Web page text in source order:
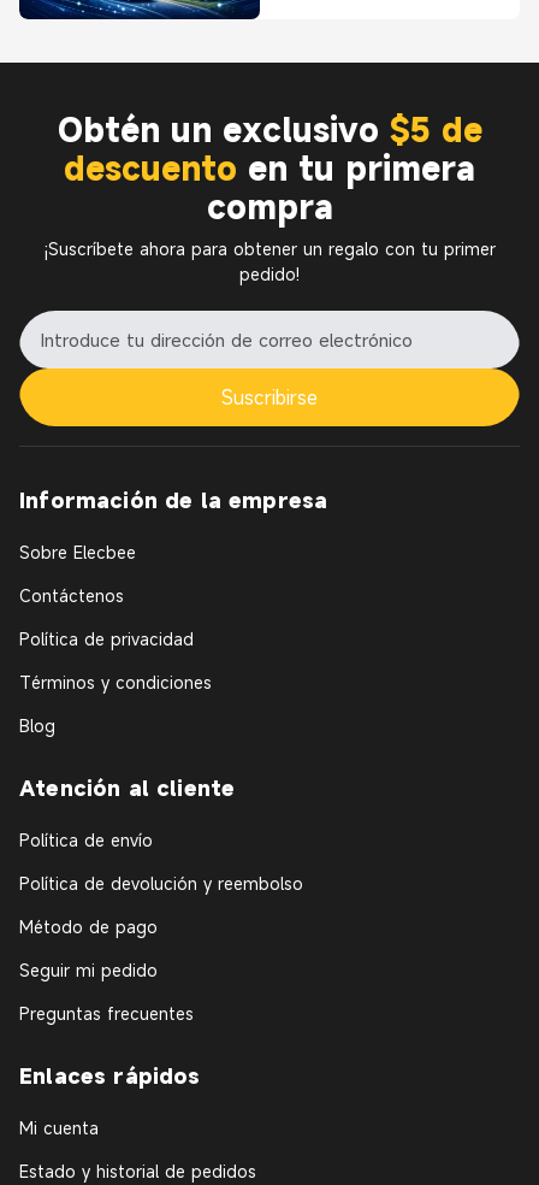
Obtén un exclusivo $5 de
descuento en tu primera
compra
¡Suscríbete ahora para obtener un regalo con tu primer
pedido!
Suscribirse
Información de la empresa
Sobre Elecbee
Contáctenos
Política de privacidad
Términos y condiciones
Blog
Atención al cliente
Política de envío
Política de devolución y reembolso
Método de pago
Seguir mi pedido
Preguntas frecuentes
Enlaces rápidos
Mi cuenta
Estado y historial de pedidos